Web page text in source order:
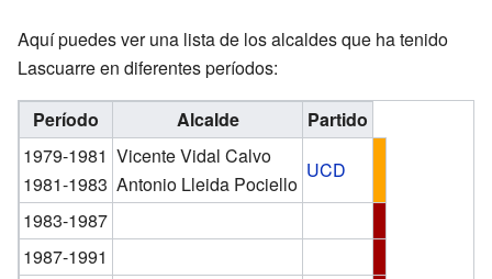
Aquí puedes ver una lista de los alcaldes que ha tenido
Lascuarre en diferentes períodos:
Período Alcalde
Partido
1979-1981
1981-1983
Vicente Vidal Calvo
Antonio Lleida Pociello
UCD
1983-1987
1987-1991